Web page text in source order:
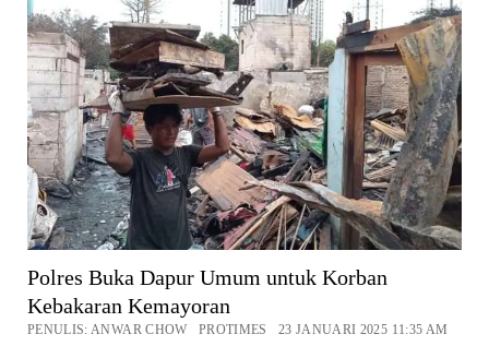
Polres Buka Dapur Umum untuk Korban
Kebakaran Kemayoran
PENULIS: ANWAR CHOW PROTIMES 23 JANUARI 2025 11:35 AM